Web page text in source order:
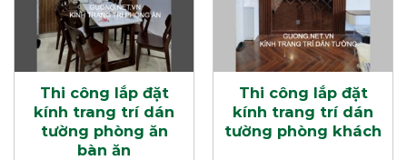
Thi công lắp đặt
kính trang trí dán
tường phòng ăn
bàn ăn
Thi công lắp đặt
kính trang trí dán
tường phòng khách